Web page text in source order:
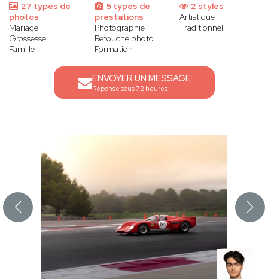
27 types de
photos
Mariage
Grossesse
Famille
5 types de
prestations
Photographie
Retouche photo
Formation
2 styles
Artistique
Traditionnel
ENVOYER UN MESSAGE
Réponse sous 72 heures